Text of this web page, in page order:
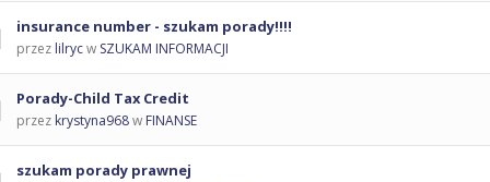
insurance number - szukam porady!!!!
przez lilrycw SZUKAM INFORMACJI
Porady-Child Tax Credit
przez krystyna968w FINANSE
szukam porady prawnej